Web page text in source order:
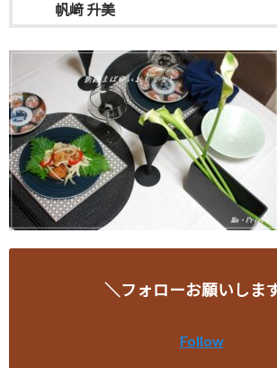
帆﨑 升美
＼フォローお願いしま
Follow